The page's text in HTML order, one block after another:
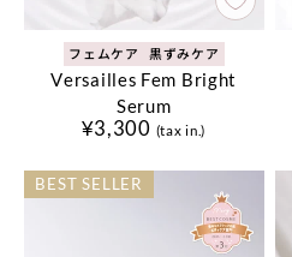
フェムケア 黒ずみケア
Versailles Fem Bright
Serum
¥3,300 (tax in.)
BEST SELLER